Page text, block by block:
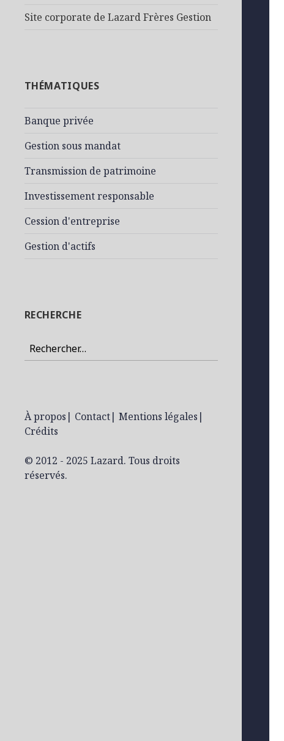
Site corporate de Lazard Frères Gestion
THÉMATIQUES
Banque privée
Gestion sous mandat
Transmission de patrimoine
Investissement responsable
Cession d'entreprise
Gestion d'actifs
RECHERCHE
Rechercher :
À propos | Contact| Mentions légales |
Crédits
© 2012 - 2025 Lazard. Tous droits
réservés.